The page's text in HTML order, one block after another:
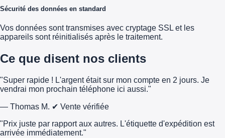
Sécurité des données en standard
Vos données sont transmises avec cryptage SSL et les
appareils sont réinitialisés après le traitement.
Ce que disent nos clients
"Super rapide ! L'argent était sur mon compte en 2 jours. Je
vendrai mon prochain téléphone ici aussi."
— Thomas M. ✔ Vente vérifiée
"Prix juste par rapport aux autres. L'étiquette d'expédition est
arrivée immédiatement."